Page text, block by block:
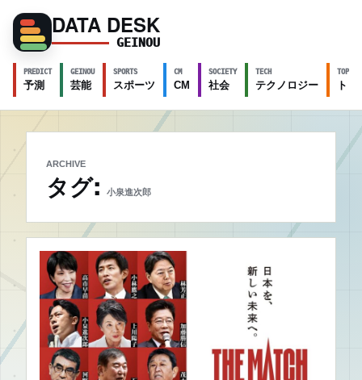
DATA DESK
GEINOU
PREDICT
予測
GEINOU
芸能
SPORTS
スポーツ
CM
CM
SOCIETY
社会
TECH
テクノロジー
TOPICS
ト
ARCHIVE
タグ: 小泉進次郎